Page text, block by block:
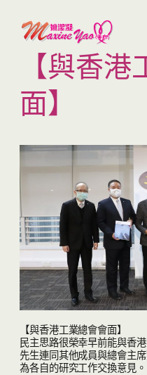
【與香
面】
【與香港工業總會會面】
民主思路很榮幸早前能與香
先生連同其他成員與總會主
為各自的研究工作交換意見。